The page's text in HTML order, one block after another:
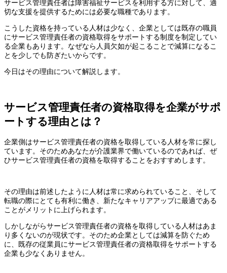
サービス管理責任者は障害福祉サービスを利用する方に対して、適
切な支援を提供するためには必要な職種であります。
こうした資格を持っている人材は少なく、企業としては既存の職員
にサービス管理責任者の資格取得をサポートする制度を制定してい
る企業もあります。なぜなら人員欠如が起こることで減算になるこ
とを少しでも防ぎたいからです。
今日はその理由について解説します。
サービス管理責任者の資格取得を企業がサポ
ートする理由とは？
企業側はサービス管理責任者の資格を取得している人材を常に探し
ています。そのためあなたが介護業界で働いているのであれば、ぜ
ひサービス管理責任者の資格を取得することをおすすめします。
その理由は前述したように人材は常に求められていること、そして
転職の際にとても有利に働き、新たなキャリアアップに最適である
ことがメリットに上げられます。
しかしながらサービス管理責任者の資格を取得している人材はあま
り多くないのが現状です。そのため企業としては減算を防ぐため
に、既存の従業員にサービス管理責任者の資格取得をサポートする
企業も少なくありません。